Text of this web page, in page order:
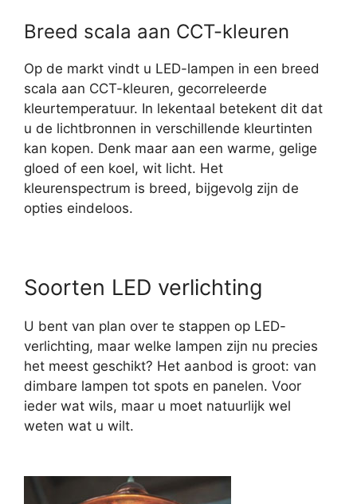
Breed scala aan CCT-kleuren
Op de markt vindt u LED-lampen in een breed
scala aan CCT-kleuren, gecorreleerde
kleurtemperatuur. In lekentaal betekent dit dat
u de lichtbronnen in verschillende kleurtinten
kan kopen. Denk maar aan een warme, gelige
gloed of een koel, wit licht. Het
kleurenspectrum is breed, bijgevolg zijn de
opties eindeloos.
Soorten LED verlichting
U bent van plan over te stappen op LED-
verlichting, maar welke lampen zijn nu precies
het meest geschikt? Het aanbod is groot: van
dimbare lampen tot spots en panelen. Voor
ieder wat wils, maar u moet natuurlijk wel
weten wat u wilt.